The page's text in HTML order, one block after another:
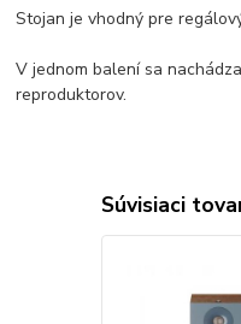
Stojan je vhodný pre
V jednom balení sa
reproduktorov.
Súvisiaci